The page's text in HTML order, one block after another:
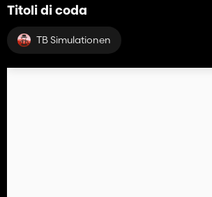
Titoli di coda
TB Simulationen